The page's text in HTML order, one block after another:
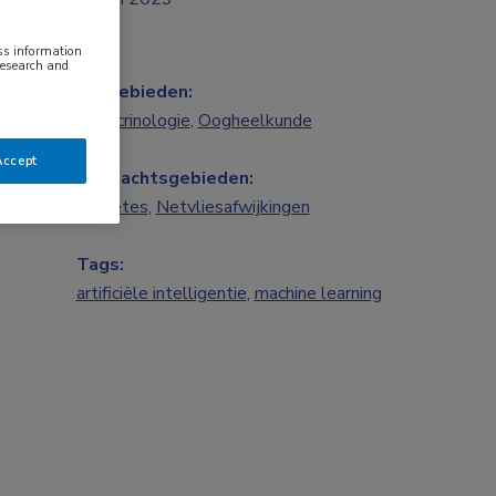
Vakgebieden:
Endocrinologie, Oogheelkunde
Aandachtsgebieden:
Diabetes, Netvliesafwijkingen
Tags:
artificiële intelligentie, machine learning
information
and